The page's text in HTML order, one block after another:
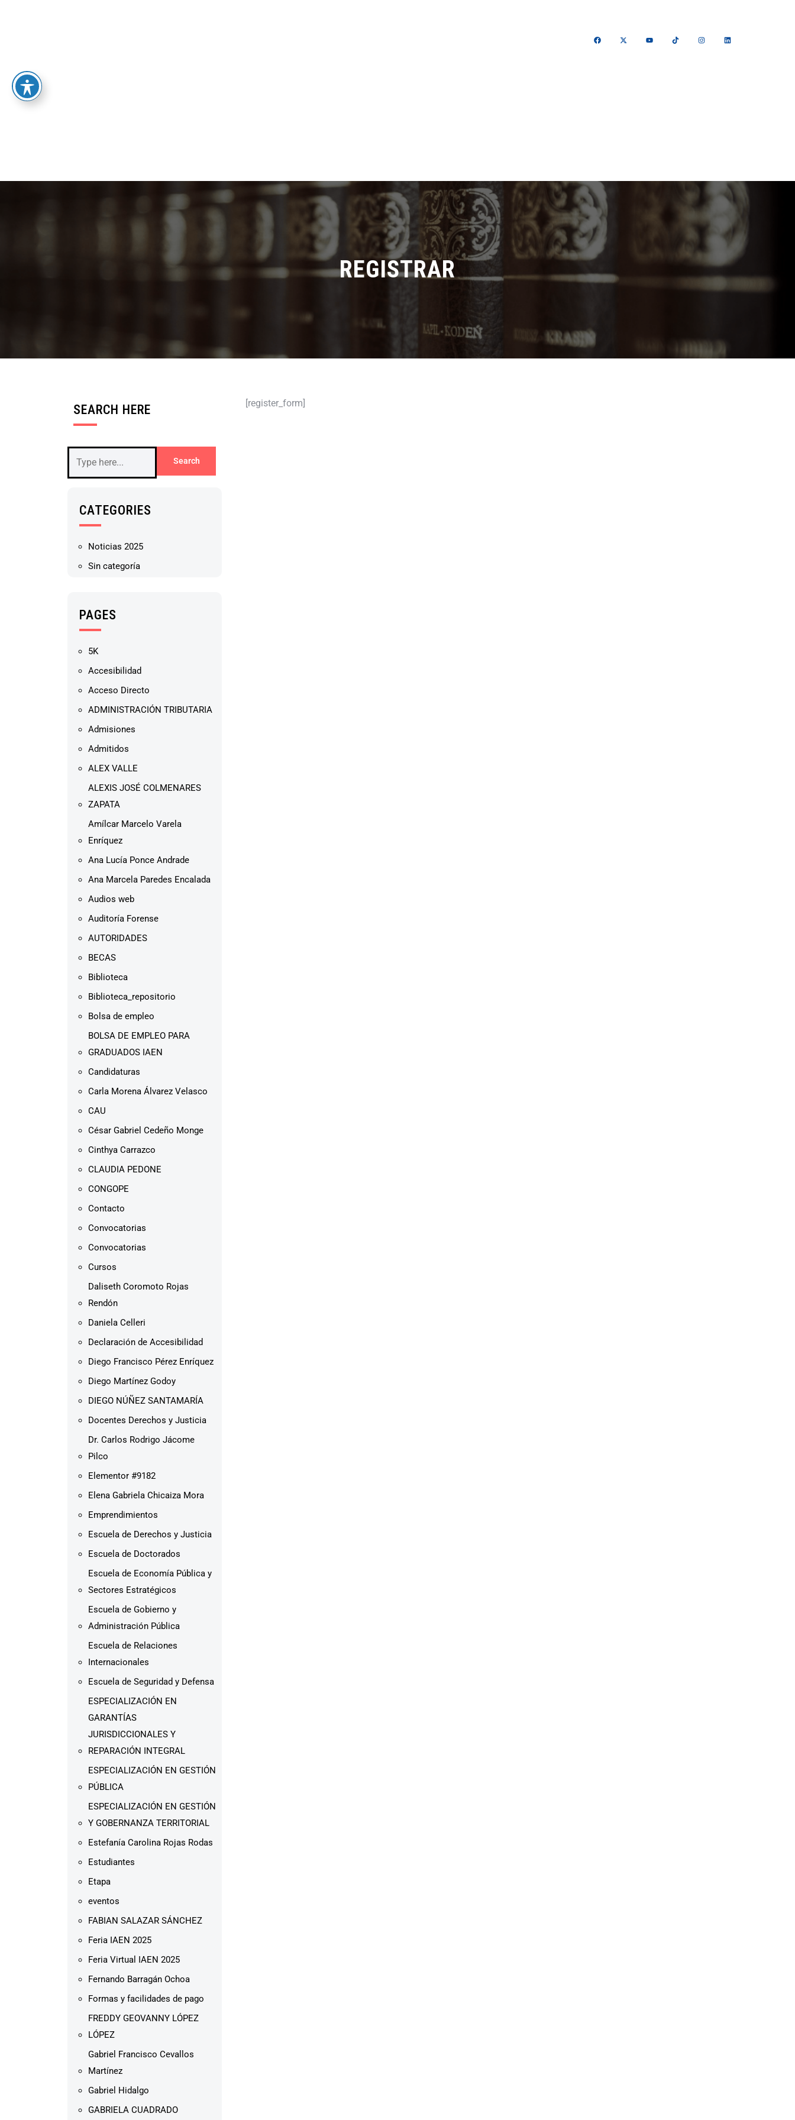
REGISTRAR
SEARCH HERE
CATEGORIES
Noticias 2025
Sin categoría
PAGES
5K
Accesibilidad
Acceso Directo
ADMINISTRACIÓN TRIBUTARIA
Admisiones
Admitidos
ALEX VALLE
ALEXIS JOSÉ COLMENARES
ZAPATA
Amílcar Marcelo Varela
Enríquez
Ana Lucía Ponce Andrade
Ana Marcela Paredes Encalada
Audios web
Auditoría Forense
AUTORIDADES
BECAS
Biblioteca
Biblioteca_repositorio
Bolsa de empleo
BOLSA DE EMPLEO PARA
GRADUADOS IAEN
Candidaturas
Carla Morena Álvarez Velasco
CAU
César Gabriel Cedeño Monge
Cinthya Carrazco
CLAUDIA PEDONE
CONGOPE
Contacto
Convocatorias
Convocatorias
Cursos
Daliseth Coromoto Rojas
Rendón
Daniela Celleri
Declaración de Accesibilidad
Diego Francisco Pérez Enríquez
Diego Martínez Godoy
DIEGO NÚÑEZ SANTAMARÍA
Docentes Derechos y Justicia
Dr. Carlos Rodrigo Jácome
Pilco
Elementor #9182
Elena Gabriela Chicaiza Mora
Emprendimientos
Escuela de Derechos y Justicia
Escuela de Doctorados
Escuela de Economía Pública y
Sectores Estratégicos
Escuela de Gobierno y
Administración Pública
Escuela de Relaciones
Internacionales
Escuela de Seguridad y Defensa
ESPECIALIZACIÓN EN
GARANTÍAS
JURISDICCIONALES Y
REPARACIÓN INTEGRAL
ESPECIALIZACIÓN EN GESTIÓN
PÚBLICA
ESPECIALIZACIÓN EN GESTIÓN
Y GOBERNANZA TERRITORIAL
Estefanía Carolina Rojas Rodas
Estudiantes
Etapa
eventos
FABIAN SALAZAR SÁNCHEZ
Feria IAEN 2025
Feria Virtual IAEN 2025
Fernando Barragán Ochoa
Formas y facilidades de pago
FREDDY GEOVANNY LÓPEZ
LÓPEZ
Gabriel Francisco Cevallos
Martínez
Gabriel Hidalgo
GABRIELA CUADRADO
[register_form]